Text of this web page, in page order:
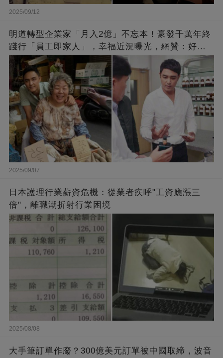
2025/09/12
明道轉型企業家「月入2億」不忘本！豪發千萬年終
踐行「員工即家人」，幸福近況曝光，網贊：好老
闆的福報
2025/09/07
日本護理行業薪資危機：從業者疾呼"工資應漲三
倍"，離職潮折射行業困境
2025/08/08
大手筆訂單作廢？300億美元訂單被中國取締，波音